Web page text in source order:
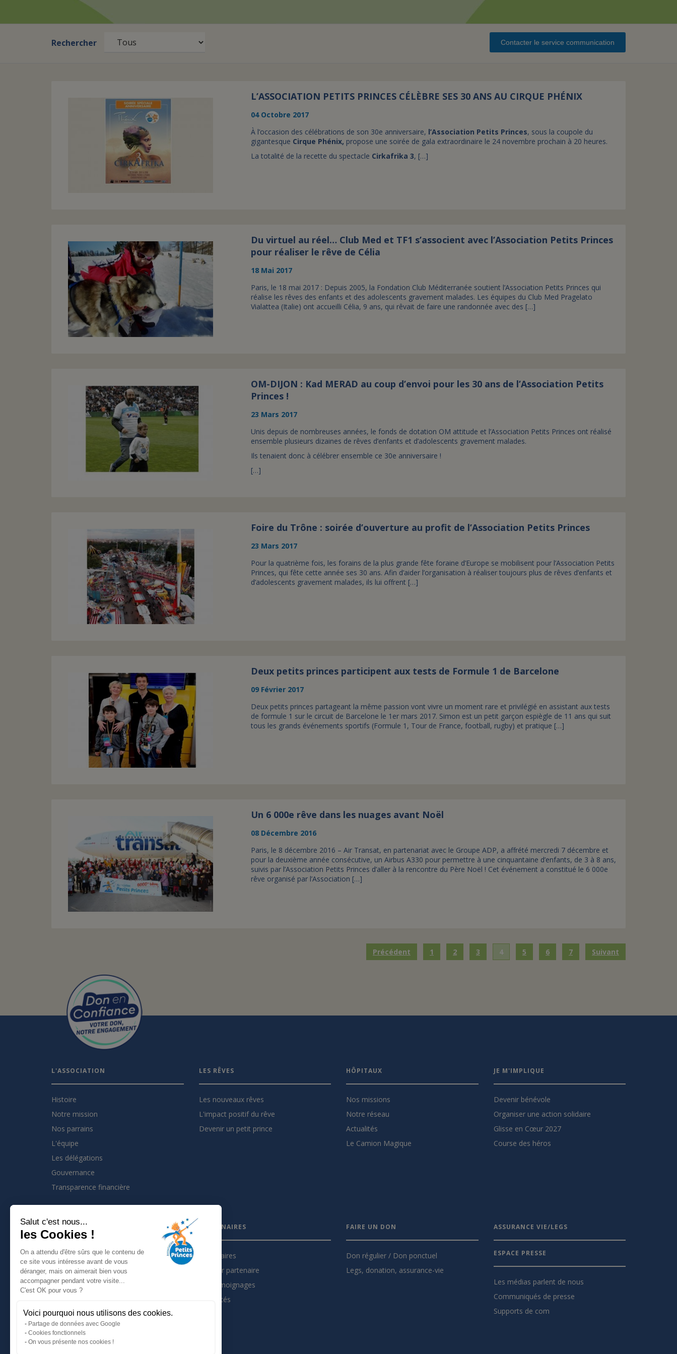
Salut c'est nous...
les Cookies !
On a attendu d'être sûrs que le contenu de
ce site vous intéresse avant de vous
déranger, mais on aimerait bien vous
accompagner pendant votre visite...
C'est OK pour vous ?
Voici pourquoi nous utilisons des cookies.
Partage de données avec Google
Cookies fonctionnels
On vous présente nos cookies !
Rechercher Contacter le service communication
L’ASSOCIATION PETITS PRINCES CÉLÈBRE SES 30 ANS AU CIRQUE PHÉNIX
04 Octobre 2017
À l’occasion des célébrations de son 30e anniversaire, l’Association Petits Princes, sous la coupole du
gigantesque Cirque Phénix, propose une soirée de gala extraordinaire le 24 novembre prochain à 20 heures.
La totalité de la recette du spectacle Cirkafrika 3, […]
Du virtuel au réel… Club Med et TF1 s’associent avec l’Association Petits Princes
pour réaliser le rêve de Célia
18 Mai 2017
Paris, le 18 mai 2017 : Depuis 2005, la Fondation Club Méditerranée soutient l’Association Petits Princes qui
réalise les rêves des enfants et des adolescents gravement malades. Les équipes du Club Med Pragelato
Vialattea (Italie) ont accueilli Célia, 9 ans, qui rêvait de faire une randonnée avec des […]
OM-DIJON : Kad MERAD au coup d’envoi pour les 30 ans de l’Association Petits
Princes !
23 Mars 2017
Unis depuis de nombreuses années, le fonds de dotation OM attitude et l’Association Petits Princes ont réalisé
ensemble plusieurs dizaines de rêves d’enfants et d’adolescents gravement malades.
Ils tenaient donc à célébrer ensemble ce 30e anniversaire !
[…]
Foire du Trône : soirée d’ouverture au profit de l’Association Petits Princes
23 Mars 2017
Pour la quatrième fois, les forains de la plus grande fête foraine d’Europe se mobilisent pour l’Association Petits
Princes, qui fête cette année ses 30 ans. Afin d’aider l’organisation à réaliser toujours plus de rêves d’enfants et
d’adolescents gravement malades, ils lui offrent […]
Deux petits princes participent aux tests de Formule 1 de Barcelone
09 Février 2017
Deux petits princes partageant la même passion vont vivre un moment rare et privilégié en assistant aux tests
de formule 1 sur le circuit de Barcelone le 1er mars 2017. Simon est un petit garçon espiègle de 11 ans qui suit
tous les grands événements sportifs (Formule 1, Tour de France, football, rugby) et pratique […]
Un 6 000e rêve dans les nuages avant Noël
08 Décembre 2016
Paris, le 8 décembre 2016 – Air Transat, en partenariat avec le Groupe ADP, a affrété mercredi 7 décembre et
pour la deuxième année consécutive, un Airbus A330 pour permettre à une cinquantaine d’enfants, de 3 à 8 ans,
suivis par l’Association Petits Princes d’aller à la rencontre du Père Noël ! Cet événement a constitué le 6 000e
rêve organisé par l’Association […]
Précédent 1 2 3 4 5 6 7 Suivant
L'ASSOCIATION
Histoire
Notre mission
Nos parrains
L'équipe
Les délégations
Gouvernance
Transparence financière
LES RÊVES
Les nouveaux rêves
L'impact positif du rêve
Devenir un petit prince
HÔPITAUX
Nos missions
Notre réseau
Actualités
Le Camion Magique
JE M'IMPLIQUE
Devenir bénévole
Organiser une action solidaire
Glisse en Cœur 2027
Course des héros
INSCRIVEZ VOUS À LA NEWSLETTER
Je m'inscris à la newsletter
Suivez nous sur :
Mentions légales
Politique de confidentialité
PARTENAIRES
Partenaires
Devenir partenaire
Les témoignages
Actualités
FAIRE UN DON
Don régulier / Don ponctuel
Legs, donation, assurance-vie
ASSURANCE VIE/LEGS
ESPACE PRESSE
Les médias parlent de nous
Communiqués de presse
Supports de com